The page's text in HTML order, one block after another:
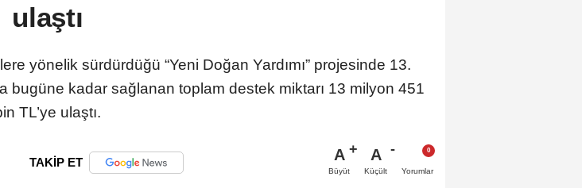
ulaştı
yönelik sürdürdüğü “Yeni Doğan Yardımı” projesinde 13.
bugüne kadar sağlanan toplam destek miktarı 13 milyon 451
TL’ye ulaştı.
TAKİP ET A
Büyüt
A
Küçült Yorumlar